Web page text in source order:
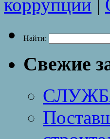
коррупции |
Найти:
Свежие